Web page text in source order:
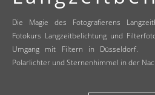
Die Magie des Fotografierens Langzeitbelichtung als Inspiration Im
Fotokurs Langzeitbelichtung und
Umgang mit Filtern in Düsseldorf.
Polarlichter und Sternenhimmel in der